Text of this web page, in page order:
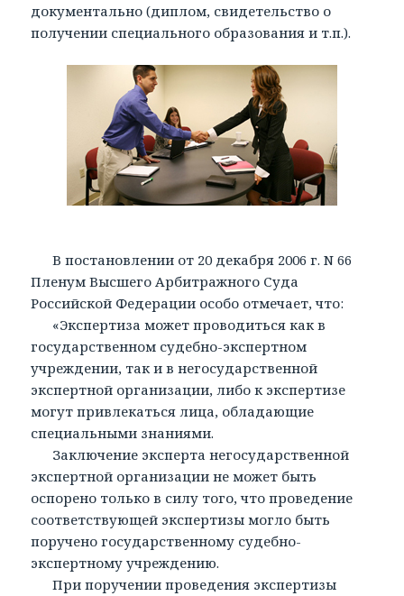
документально (диплом, свидетельство о
получении специального образования и т.п.).
В постановлении от 20 декабря 2006 г. N 66
Пленум Высшего Арбитражного Суда
Российской Федерации особо отмечает, что:
«Экспертиза может проводиться как в
государственном судебно-экспертном
учреждении, так и в негосударственной
экспертной организации, либо к экспертизе
могут привлекаться лица, обладающие
специальными знаниями.
Заключение эксперта негосударственной
экспертной организации не может быть
оспорено только в силу того, что проведение
соответствующей экспертизы могло быть
поручено государственному судебно-
экспертному учреждению.
При поручении проведения экспертизы